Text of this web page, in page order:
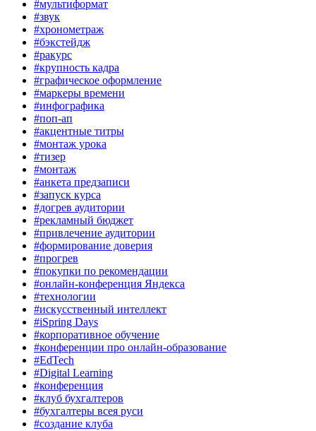
#мультиформат
#звук
#хронометраж
#бэкстейдж
#ракурс
#крупность кадра
#графическое оформление
#маркеры времени
#инфографика
#поп-ап
#акцентные титры
#монтаж урока
#тизер
#монтаж
#анкета предзаписи
#запуск курса
#догрев аудитории
#рекламный бюджет
#привлечение аудитории
#формирование доверия
#прогрев
#покупки по рекомендации
#онлайн-конференция Яндекса
#технологии
#искусственный интеллект
#iSpring Days
#корпоративное обучение
#конференции про онлайн-образование
#EdTech
#Digital Learning
#конференция
#клуб бухгалтеров
#бухгалтеры всея руси
#создание клуба